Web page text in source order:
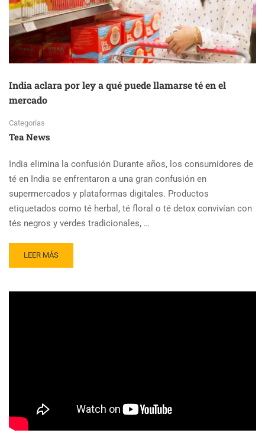
India aclara por ley a qué puede llamarse té en el
mercado
Categorías
Tea News
India elimina la confusión Durante años, los consumidores de
té en India se enfrentaron a una gran confusión en
supermercados y plataformas digitales. Productos
etiquetados como té herbal, té floral o té detox convivían con
tés negros y verdes tradicionales, …
READ
MORE
INDIA
MERCADO
LEER MÁS